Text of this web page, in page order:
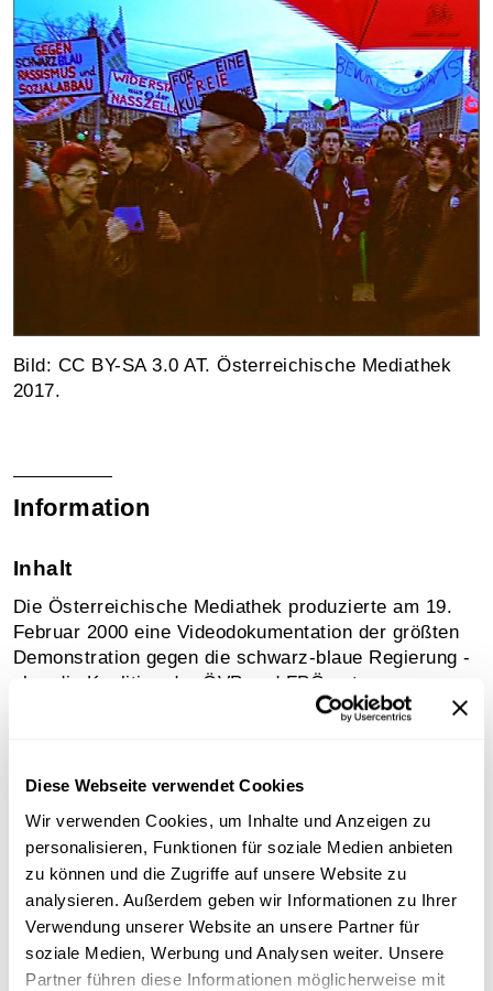
Diese Webseite verwendet Cookies
Wir verwenden Cookies, um Inhalte und Anzeigen zu
personalisieren, Funktionen für soziale Medien anbieten
zu können und die Zugriffe auf unsere Website zu
analysieren. Außerdem geben wir Informationen zu Ihrer
Verwendung unserer Website an unsere Partner für
soziale Medien, Werbung und Analysen weiter. Unsere
Partner führen diese Informationen möglicherweise mit
Bild: CC BY-SA 3.0 AT. Österreichische Mediathek
2017.
Information
Inhalt
Die Österreichische Mediathek produzierte am 19.
Februar 2000 eine Videodokumentation der größten
Demonstration gegen die schwarz-blaue Regierung -
also die Koalition der ÖVP und FPÖ unter
Bundeskanzler Wolfgang Schüssel -, die wenige Tage
Sozialabbau" nahmen 150.000 bis 300.000 Menschen
einmal wöchentlich als "Donnerstag-Demos"
organisiert.
Zugleich mit den Protesten und einer von
verschiedenen Seiten heftigen Ablehnung im Inland
reagierte auch die EU mit - bilateral definierten -